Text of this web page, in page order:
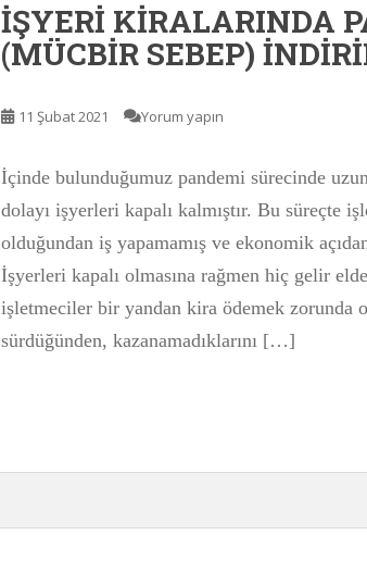
İŞYERİ KİRALARINDA
(MÜCBİR SEBEP)
11 Şubat 2021 Yorum yapın
İçinde bulunduğumuz pandemi sürecinde
dolayı işyerleri kapalı kalmıştır. Bu süreçte
olduğundan iş yapamamış ve ekonomik
İşyerleri kapalı olmasına rağmen hiç gelir
işletmeciler bir yandan kira ödemek zorunda
sürdüğünden, kazanamadıklarını […]